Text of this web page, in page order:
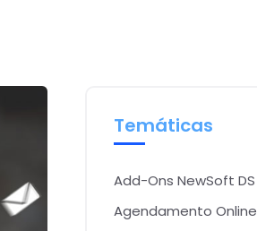
Temáticas
Add-Ons NewSoft DS
Agendamento Online